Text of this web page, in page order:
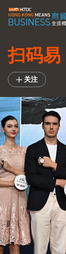
扫码易
关注